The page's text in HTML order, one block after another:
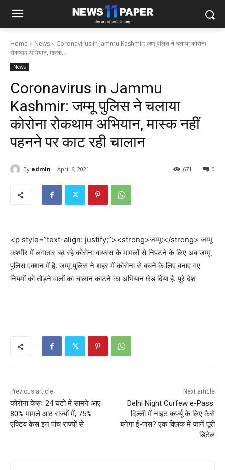
Home News
Coronavirus in Jammu Kashmir: जम्मू पुलिस ने चलाया कोरोना
रोकथाम अभियान, मास्क...
News
Coronavirus in Jammu
Kashmir: जम्मू पुलिस ने चलाया
कोरोना रोकथाम अभियान, मास्क नहीं
पहनने पर काट रही चालान
By admin April 6, 2021 0
671
<p style=”text-align: justify;”><strong>जम्मू:</strong> जम्मू
कश्मीर में लगातार बढ़ रहे कोरोना वायरस के मामलों से निपटने के लिए अब जम्मू
पुलिस एक्शन में है. जम्मू पुलिस ने शहर में कोरोना से बचने के लिए बनाए गए
नियमों को तोड़ने वालों का चालान काटने का अभियान छेड़ दिया है. पूरे देश
Previous article
कोरोना केसः 24 घंटो में सामने आए
80% मामले आठ राज्यों में, 75%
एक्टिव केस इन पांच राज्यों से
Next article
Delhi Night Curfew e-Pass:
दिल्ली में नाइट कर्फ्यू के लिए कैसे
बनेगा ई-पास? एक क्लिक में जानें पूरी
डिटेल